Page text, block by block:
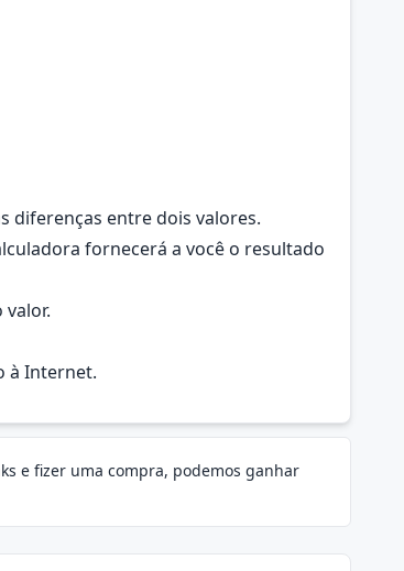
diferenças entre dois valores.
fornecerá a você o resultado
à Internet.
e fizer uma compra, podemos ganhar